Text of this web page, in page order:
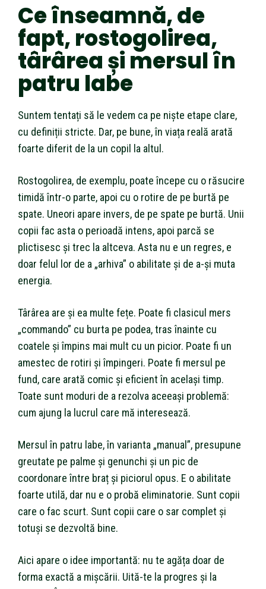
Ce înseamnă, de
fapt, rostogolirea,
târârea și mersul în
patru labe
Suntem tentați să le vedem ca pe niște etape clare,
cu definiții stricte. Dar, pe bune, în viața reală arată
foarte diferit de la un copil la altul.
Rostogolirea, de exemplu, poate începe cu o răsucire
timidă într-o parte, apoi cu o rotire de pe burtă pe
spate. Uneori apare invers, de pe spate pe burtă. Unii
copii fac asta o perioadă intens, apoi parcă se
plictisesc și trec la altceva. Asta nu e un regres, e
doar felul lor de a „arhiva” o abilitate și de a-și muta
energia.
Târârea are și ea multe fețe. Poate fi clasicul mers
„commando” cu burta pe podea, tras înainte cu
coatele și împins mai mult cu un picior. Poate fi un
amestec de rotiri și împingeri. Poate fi mersul pe
fund, care arată comic și eficient în același timp.
Toate sunt moduri de a rezolva aceeași problemă:
cum ajung la lucrul care mă interesează.
Mersul în patru labe, în varianta „manual”, presupune
greutate pe palme și genunchi și un pic de
coordonare între braț și piciorul opus. E o abilitate
foarte utilă, dar nu e o probă eliminatorie. Sunt copii
care o fac scurt. Sunt copii care o sar complet și
totuși se dezvoltă bine.
Aici apare o idee importantă: nu te agăța doar de
forma exactă a mișcării. Uită-te la progres și la